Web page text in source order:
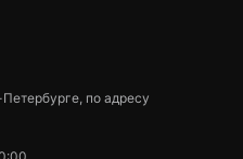
по адресу